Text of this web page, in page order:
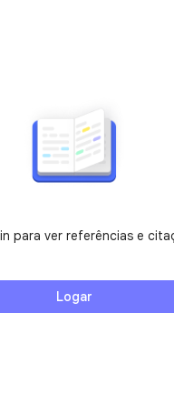
para ver referências e
Logar